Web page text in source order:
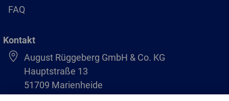
FAQ
Kontakt
August Rüggeberg GmbH & Co. KG
Hauptstraße 13
51709 Marienheide